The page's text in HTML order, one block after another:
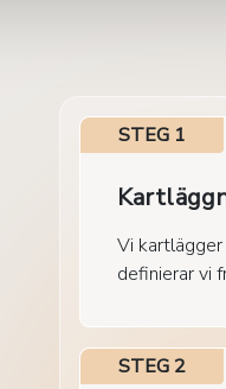
STEG 1
Vi
definierar vi
STEG 2